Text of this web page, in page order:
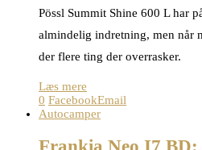
Pössl Summit Shine 600 L har
almindelig indretning, men når
der flere ting der overrasker.
Læs mere
0 FacebookEmail
Autocamper